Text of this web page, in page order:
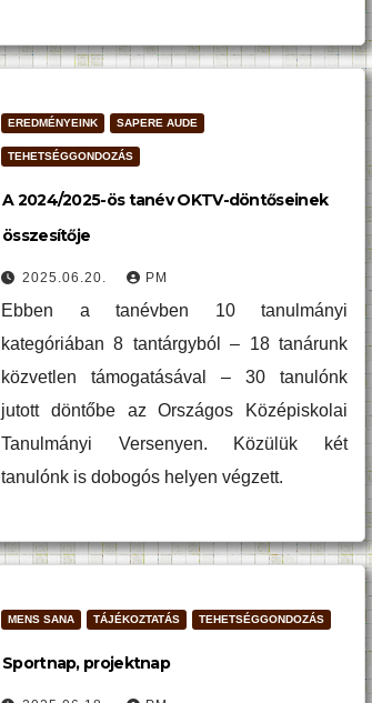
EREDMÉNYEINK SAPERE AUDE
TEHETSÉGGONDOZÁS
A 2024/2025-ös tanév OKTV-döntőseinek
összesítője
2025.06.20. PM
Ebben a tanévben 10 tanulmányi
kategóriában 8 tantárgyból – 18 tanárunk
közvetlen támogatásával – 30 tanulónk
jutott döntőbe az Országos Középiskolai
Tanulmányi Versenyen. Közülük két
tanulónk is dobogós helyen végzett.
MENS SANA TÁJÉKOZTATÁS TEHETSÉGGONDOZÁS
Sportnap, projektnap